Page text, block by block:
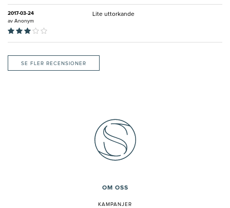
2017-03-24
av Anonym
Lite uttorkande
SE FLER RECENSIONER
OM OSS
KAMPANJER